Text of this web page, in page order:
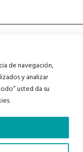
de navegación,
y analizar
usted da su